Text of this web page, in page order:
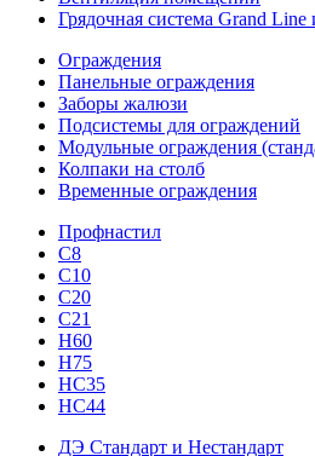
Грядочная система Grand
Ограждения
Панельные ограждения
Заборы жалюзи
Подсистемы для ограждений
Модульные ограждения
Колпаки на столб
Временные ограждения
Профнастил
С8
С10
С20
С21
H60
H75
HС35
НС44
ДЭ Стандарт и Нестандарт